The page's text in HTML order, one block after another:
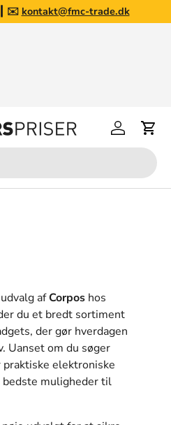
┃ ✉️ kontakt@fmc-trade.dk
Log påKurv
afCorpos hos
du et bredt sortiment
der gør hverdagen
Uanset om du søger
elektroniske
bedste muligheder til